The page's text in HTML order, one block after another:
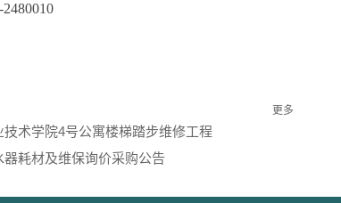
更多
技术学院4号公寓楼梯踏步维修工程
耗材及维保询价采购公告